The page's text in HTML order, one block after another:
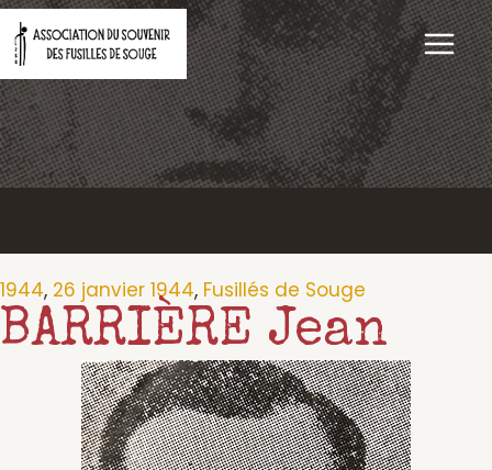
Aller
au
contenu
1944, 26 janvier 1944, Fusillés de Souge
BARRIÈRE Jean